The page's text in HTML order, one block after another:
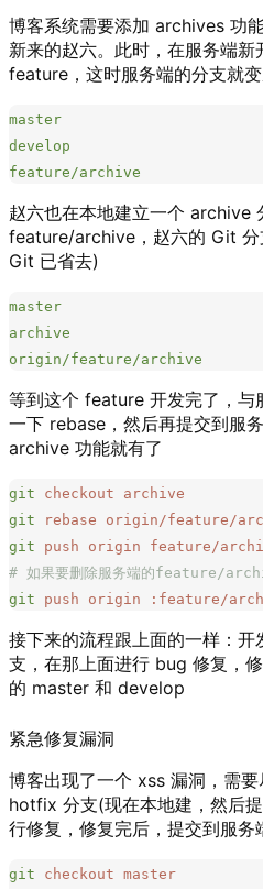
博客系统需要添加 archives 功
新来的赵六。此时，在服务端新
feature，这时服务端的分支就
master
develop
feature/archive
赵六也在本地建立一个 archive
feature/archive，赵六的 Git 分
Git 已省去)
master
archive
origin/feature/archive
等到这个 feature 开发完了，
一下 rebase，然后再提交到服
archive 功能就有了
git checkout archive
git rebase origin/feature/
git push origin feature/
# 如果要删除服务端的feature/
git push origin :feature/
接下来的流程跟上面的一样：
支，在那上面进行 bug 修复，
的 master 和 develop
紧急修复漏洞
博客出现了一个 xss 漏洞，需
hotfix 分支(现在本地建，然后
行修复，修复完后，提交到服
git checkout master